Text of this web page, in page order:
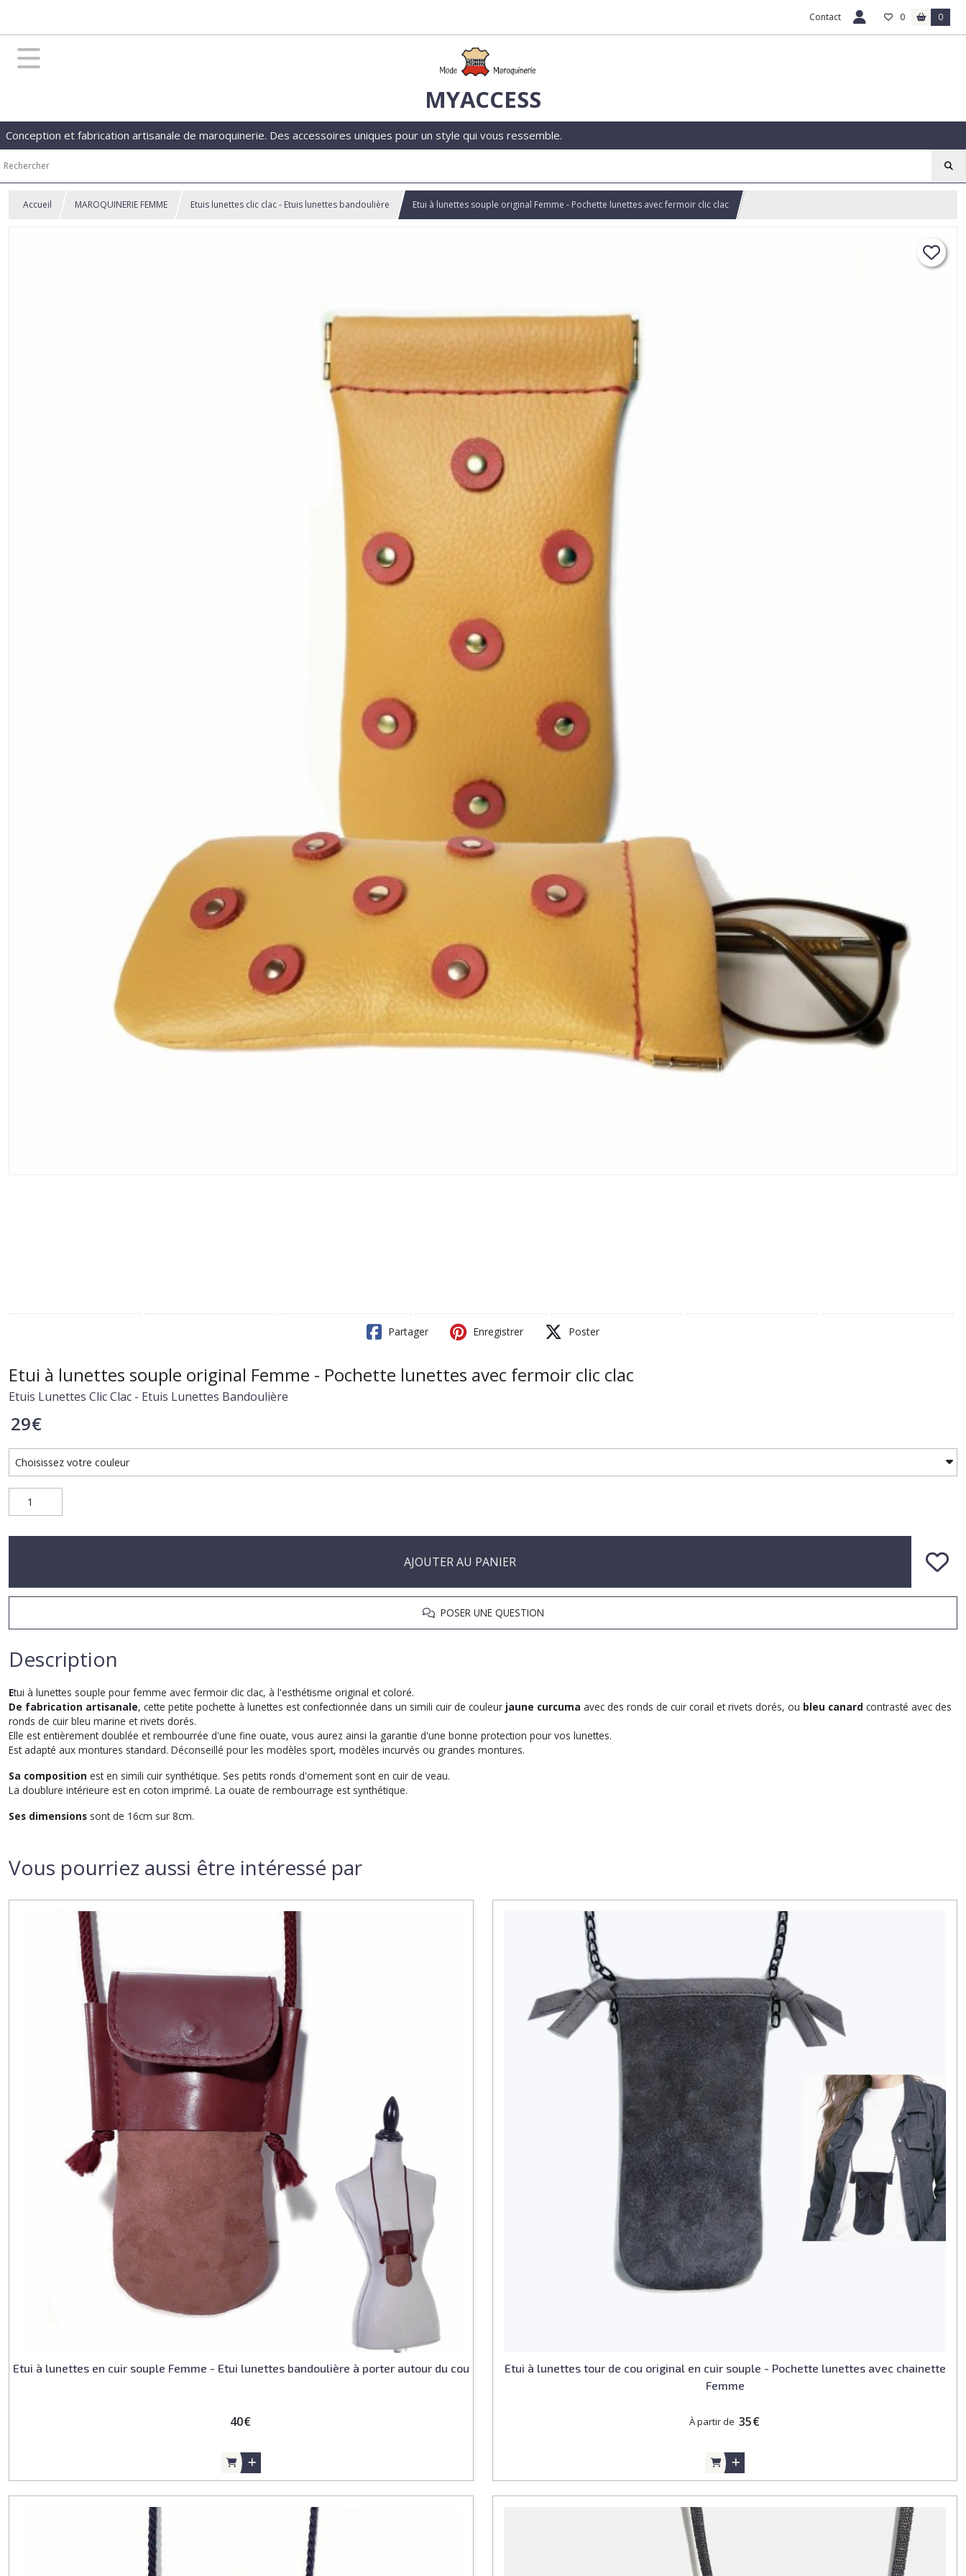
Contact 0 0
MYACCESS
Conception et fabrication artisanale de maroquinerie. Des accessoires uniques pour un style qui vous ressemble.
Accueil MAROQUINERIE FEMME Etuis lunettes clic clac - Etuis lunettes bandoulière Etui à lunettes souple original Femme - Pochette lunettes avec fermoir clic clac
Partager Enregistrer Poster
Etui à lunettes souple original Femme - Pochette lunettes avec fermoir clic clac
Etuis Lunettes Clic Clac - Etuis Lunettes Bandoulière
29€
AJOUTER AU PANIER
POSER UNE QUESTION
Description
Etui à lunettes souple pour femme avec fermoir clic clac, à l'esthétisme original et coloré.
De fabrication artisanale, cette petite pochette à lunettes est confectionnée dans un simili cuir de couleur jaune curcuma avec des ronds de cuir corail et rivets dorés, ou bleu canard contrasté avec des
ronds de cuir bleu marine et rivets dorés.
Elle est entièrement doublée et rembourrée d'une fine ouate, vous aurez ainsi la garantie d'une bonne protection pour vos lunettes.
Est adapté aux montures standard. Déconseillé pour les modèles sport, modèles incurvés ou grandes montures.
Sa composition est en simili cuir synthétique. Ses petits ronds d'ornement sont en cuir de veau.
La doublure intérieure est en coton imprimé. La ouate de rembourrage est synthétique.
Ses dimensions sont de 16cm sur 8cm.
Vous pourriez aussi être intéressé par
Etui à lunettes en cuir souple Femme - Etui lunettes bandoulière à porter autour du cou
40€
Etui à lunettes tour de cou original en cuir souple - Pochette lunettes avec chainette
Femme
À partir de 35€